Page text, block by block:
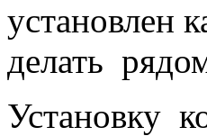
установлен
делать
Установку